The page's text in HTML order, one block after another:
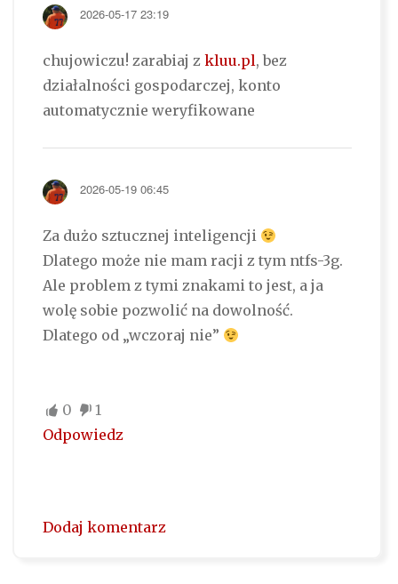
2026-05-17 23:19
chujowiczu! zarabiaj z kluu.pl, bez
działalności gospodarczej, konto
automatycznie weryfikowane
2026-05-19 06:45
Za dużo sztucznej inteligencji
Dlatego może nie mam racji z tym ntfs-3g.
Ale problem z tymi znakami to jest, a ja
wolę sobie pozwolić na dowolność.
Dlatego od „wczoraj nie”
0
1
Odpowiedz
Dodaj komentarz